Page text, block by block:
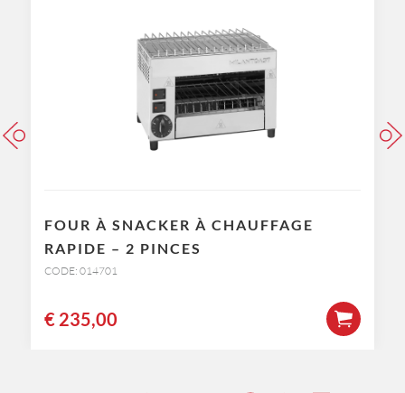
FOUR À SNACKER À CHAUFFAGE
RAPIDE – 2 PINCES
CODE: 014701
€ 235,00